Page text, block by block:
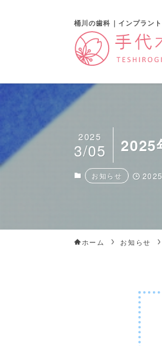
桶川の歯科｜インプラン
2025
2025
3/05
お知らせ
ホーム お知らせ